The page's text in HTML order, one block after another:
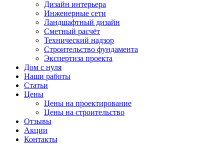
Дизайн интерьера
Инженерные сети
Ландшафтный дизайн
Сметный расчёт
Технический надзор
Строительство фундамента
Экспертиза проекта
Дом с нуля
Наши работы
Статьи
Цены
Цены на проектирование
Цены на строительство
Отзывы
Акции
Контакты